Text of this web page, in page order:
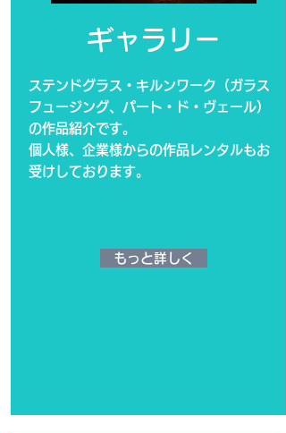
ギャラリー
ステンドグラス・キルンワーク（ガラス
フュージング、パート・ド・ヴェール）
の作品紹介です。
​個人様、企業様からの作品レンタルもお
受けしております。
もっと詳しく